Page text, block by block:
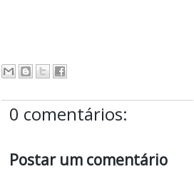
0 comentários:
Postar um comentário